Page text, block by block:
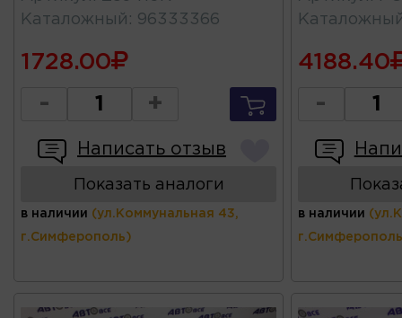
Каталожный : 96333366
1728.00
- +
Написать отзыв
Показать аналоги
в наличии (ул.Коммунальная 43,
г.Симферополь)
4188.40
-
в наличии